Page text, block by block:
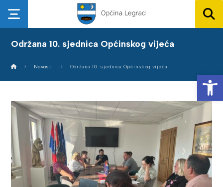
Održana 10. sjednica Općinskog vijeća
Novosti Održana 10. sjednica Općinskog vijeća